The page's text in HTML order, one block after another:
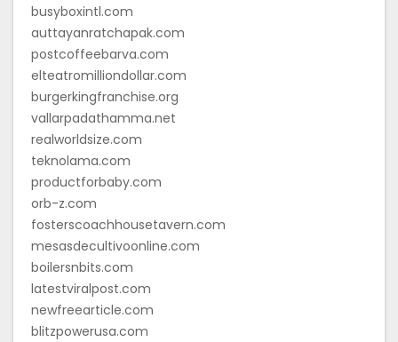
busyboxintl.com
auttayanratchapak.com
postcoffeebarva.com
elteatromilliondollar.com
burgerkingfranchise.org
vallarpadathamma.net
realworldsize.com
teknolama.com
productforbaby.com
orb-z.com
fosterscoachhousetavern.com
mesasdecultivoonline.com
boilersnbits.com
latestviralpost.com
newfreearticle.com
blitzpowerusa.com